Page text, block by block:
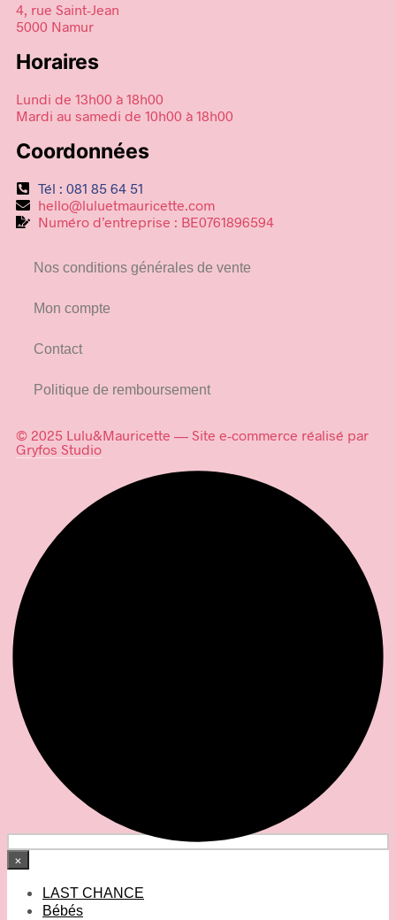
4, rue Saint-Jean
5000 Namur
Horaires
Lundi de 13h00 à 18h00
Mardi au samedi de 10h00 à 18h00
Coordonnées
Tél : 081 85 64 51
hello@luluetmauricette.com
Numéro d’entreprise : BE0761896594
Nos conditions générales de vente
Mon compte
Contact
Politique de remboursement
© 2025 Lulu&Mauricette — Site e-commerce réalisé par
Gryfos Studio
×
LAST CHANCE
Bébés